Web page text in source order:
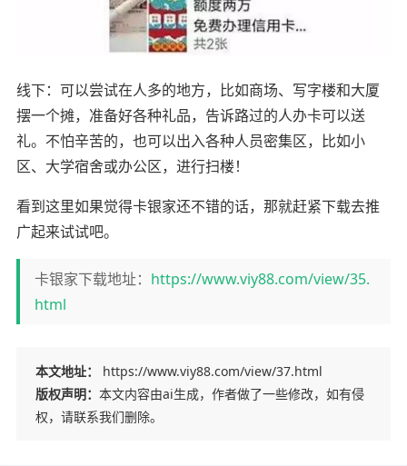
线下：可以尝试在人多的地方，比如商场、写字楼和大厦
摆一个摊，准备好各种礼品，告诉路过的人办卡可以送
礼。不怕辛苦的，也可以出入各种人员密集区，比如小
区、大学宿舍或办公区，进行扫楼！
看到这里如果觉得卡银家还不错的话，那就赶紧下载去推
广起来试试吧。
卡银家下载地址： https://www.viy88.com/view/35.
html
本文地址：
https://www.viy88.com/view/37.html
版权声明： 本文内容由ai生成，作者做了一些修改，如有侵
权，请联系我们删除。